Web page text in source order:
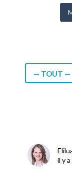
— TOUT —
il y